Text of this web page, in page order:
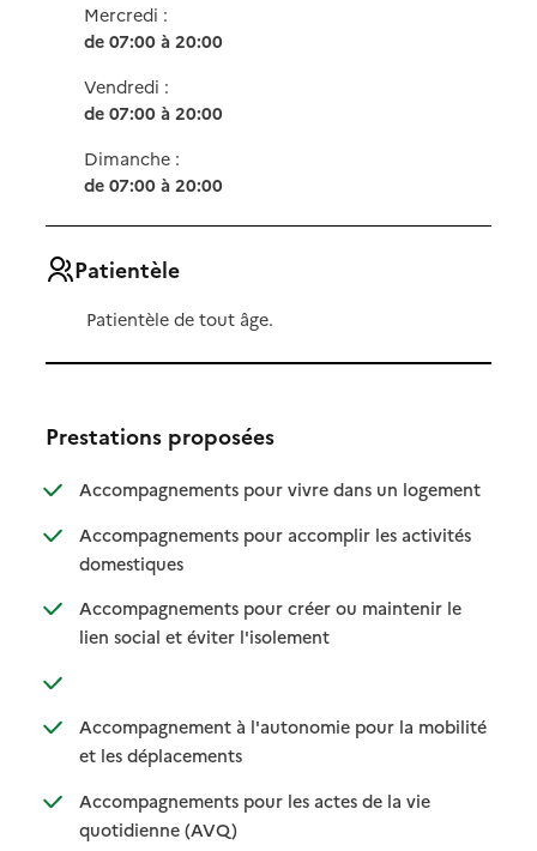
Mercredi :
de 07:00 à 20:00
Vendredi :
de 07:00 à 20:00
Dimanche :
de 07:00 à 20:00
Patientèle
Patientèle de tout âge.
Prestations proposées
Accompagnements pour vivre dans un logement
:
: non
Accompagnements pour accomplir les activités
domestiques: disponible
: non disponible
Accompagnements pour créer ou maintenir le
lien social et éviter l'isolement: disponible
: non disponible
: disponible
: non disponible
Accompagnement à l'autonomie pour la mobilité
et les déplacements: disponible
: non disponible
Accompagnements pour les actes de la vie
quotidienne (AVQ): disponible
: non disponible